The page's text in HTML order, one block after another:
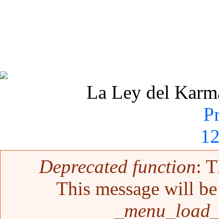
La Ley del
1
Mensaje de error
Deprecated function:
This message will